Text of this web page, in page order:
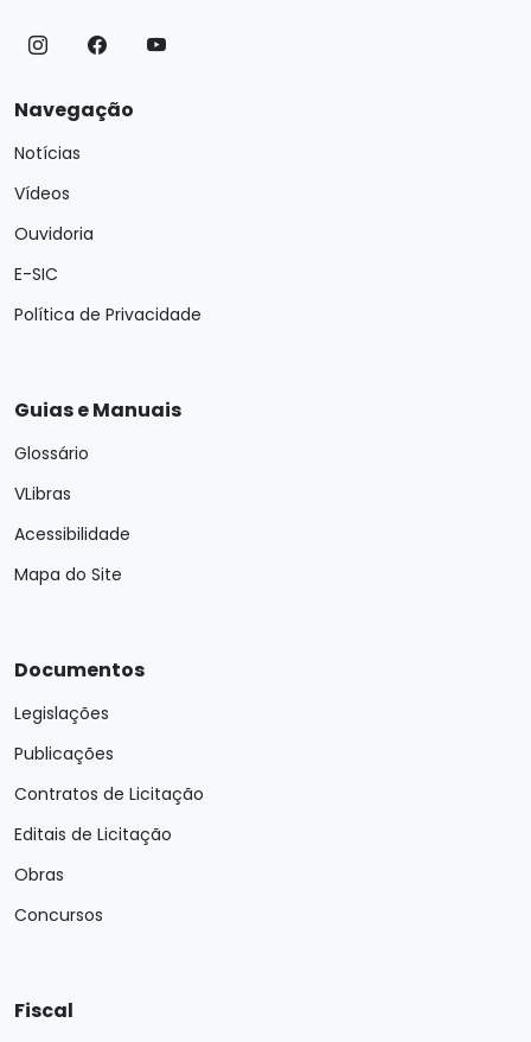
Navegação
Notícias
Vídeos
Ouvidoria
E-SIC
Política de Privacidade
Guias e Manuais
Glossário
VLibras
Acessibilidade
Mapa do Site
Documentos
Legislações
Publicações
Contratos de Licitação
Editais de Licitação
Obras
Concursos
Fiscal